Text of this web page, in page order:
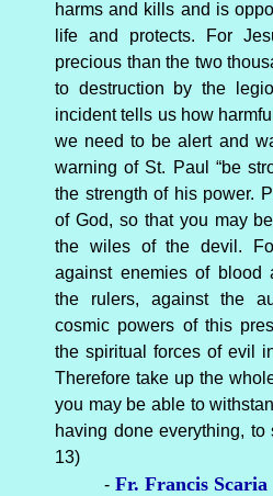
harms and kills and is
life and protects. For
precious than the two
to destruction by the
incident tells us how
we need to be alert and
warning of St. Paul “be
the strength of his power.
of God, so that you may
the wiles of the devil.
against enemies of blood
the rulers, against the
cosmic powers of this
the spiritual forces of evil
Therefore take up the
you may be able to
having done everything, to
13)
-Fr. Francis Scaria